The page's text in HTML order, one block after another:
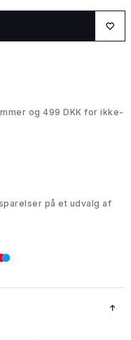
og 499 DKK for ikke-
på et udvalg af